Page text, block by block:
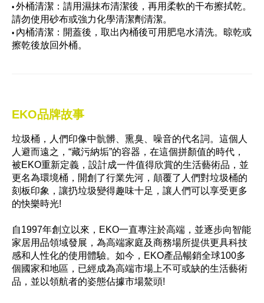
• 外桶清潔：請用濕抹布清潔後，再用柔軟的干布擦拭乾。
請勿使用砂布或強力化學清潔劑清潔。
• 內桶清潔：開蓋後，取出內桶後可用肥皂水清洗。晾乾或
擦乾後放回外桶。
EKO品牌故事
垃圾桶，人們印像中骯髒、熏臭、噪音的代名詞。這個人
人避而遠之，“藏污納垢”的容器，在這個拼顏值的時代，
被EKO重新定義，設計成一件值得欣賞的生活藝術品，並
更名為環境桶，開創了行業先河，顛覆了人們對垃圾桶的
刻板印象，讓扔垃圾變得趣味十足，讓人們可以享受更多
的快樂時光!
自1997年創立以來，EKO一直專注於高端，並逐步向智能
家居用品領域發展，為高端家庭及商務場所提供更具科技
感和人性化的使用體驗。如今，EKO產品暢銷全球100多
個國家和地區，已經成為高端市場上不可或缺的生活藝術
品，並以領航者的姿態佔據市場鰲頭!